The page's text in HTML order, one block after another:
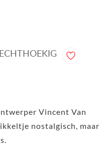
Vincent Van
nostalgisch, maar